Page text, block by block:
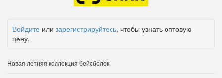
Войдите или зарегистрируйтесь, чтобы узнать оптовую
цену.
Новая летняя коллекция бейсболок